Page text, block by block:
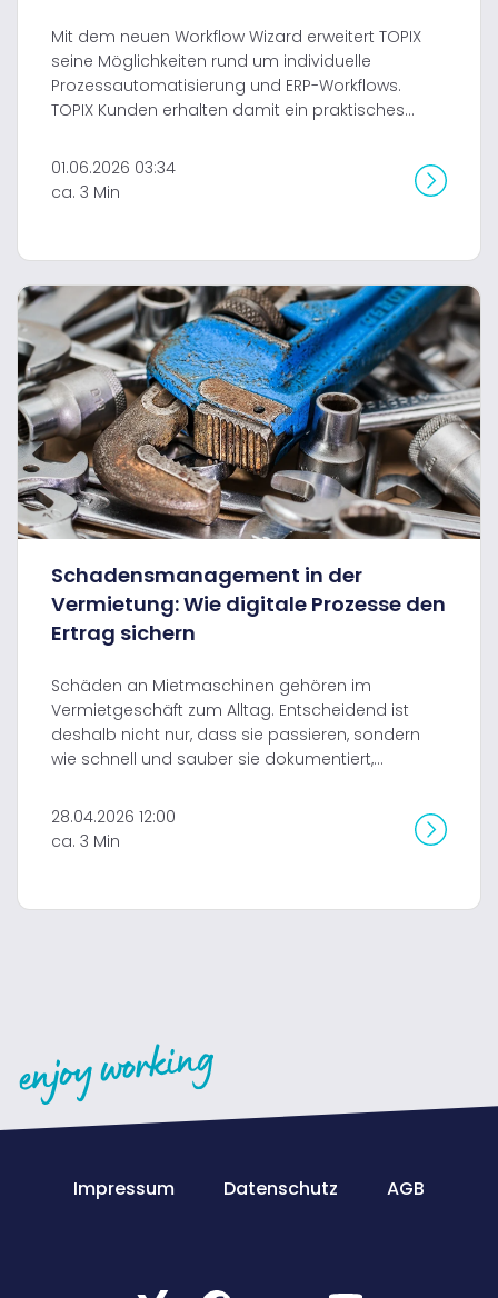
Mit dem neuen Workflow Wizard erweitert TOPIX
seine Möglichkeiten rund um individuelle
Prozessautomatisierung und ERP-Workflows.
TOPIX Kunden erhalten damit ein praktisches...
01.06.2026 03:34
ca. 3 Min
Schadensmanagement in der
Vermietung: Wie digitale Prozesse den
Ertrag sichern
Schäden an Mietmaschinen gehören im
Vermietgeschäft zum Alltag. Entscheidend ist
deshalb nicht nur, dass sie passieren, sondern
wie schnell und sauber sie dokumentiert,...
28.04.2026 12:00
ca. 3 Min
Impressum Datenschutz AGB